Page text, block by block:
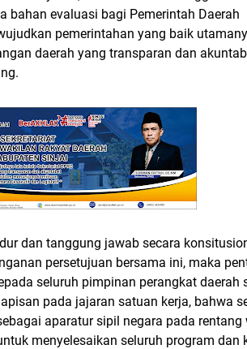
bahan evaluasi bagi Pemerintah Daerah
pemerintahan yang baik
daerah yang transparan dan
dan tanggung jawab secara
persetujuan bersama ini, maka
seluruh pimpinan perangkat daerah
pada jajaran satuan kerja, bahwa
aparatur sipil negara pada rentang
menyelesaikan seluruh program dan